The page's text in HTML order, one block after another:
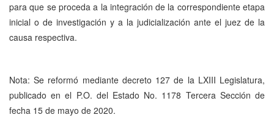
para que se proceda a la integración de la correspondiente etapa
inicial o de investigación y a la judicialización ante el juez de la
causa respectiva.
Nota: Se reformó mediante decreto 127 de la LXIII Legislatura,
publicado en el P.O. del Estado No. 1178 Tercera Sección de
fecha 15 de mayo de 2020.